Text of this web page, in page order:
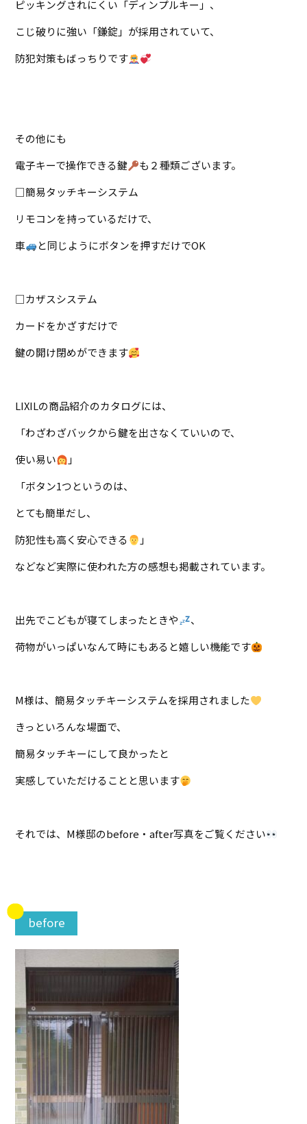
ピッキングされにくい「ディンプルキー」、
こじ破りに強い「鎌錠」が採用されていて、
防犯対策もばっちりです
その他にも
電子キーで操作できる鍵
も２種類ございます。
□簡易タッチキーシステム
リモコンを持っているだけで、
車
と同じようにボタンを押すだけでOK
□カザスシステム
カードをかざすだけで
鍵の開け閉めができます
LIXILの商品紹介のカタログには、
「わざわざバックから鍵を出さなくていいので、
使い易い
」
「ボタン1つというのは、
とても簡単だし、
防犯性も高く安心できる
」
などなど実際に使われた方の感想も掲載されています。
出先でこどもが寝てしまったときや
、
荷物がいっぱいなんて時にもあると嬉しい機能です
M様は、簡易タッチキーシステムを採用されました
きっといろんな場面で、
簡易タッチキーにして良かったと
実感していただけることと思います
それでは、M様邸のbefore・after写真をご覧ください
before